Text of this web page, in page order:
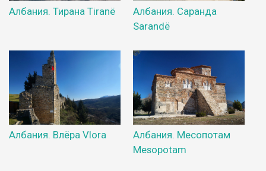
Албания. Тирана Tiranë
Албания. Саранда
Sarandë
Албания. Влёра Vlora
Албания. Месопотам
Mesopotam